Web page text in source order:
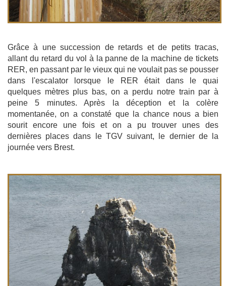
Grâce à une succession de retards et de petits tracas,
allant du retard du vol à la panne de la machine de tickets
RER, en passant par le vieux qui ne voulait pas se pousser
dans l'escalator lorsque le RER était dans le quai
quelques mètres plus bas, on a perdu notre train par à
peine 5 minutes. Après la déception et la colère
momentanée, on a constaté que la chance nous a bien
sourit encore une fois et on a pu trouver unes des
dernières places dans le TGV suivant, le dernier de la
journée vers Brest.